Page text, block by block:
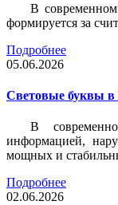
В современном
формируется за
Подробнее
05.06.2026
Световые буквы
В
информацией,
мощных и
Подробнее
02.06.2026